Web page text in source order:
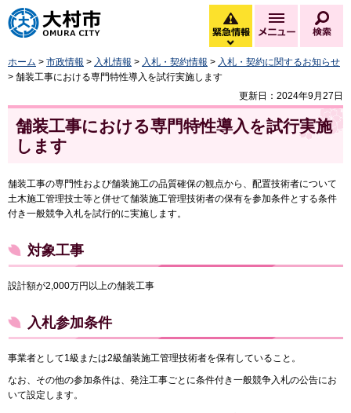
大村市
緊急情報
緊急情報を開く
メニュー
ホーム > 市政情報 > 入札情報 > 入札・契約情報 > 入札・契約に関するお知らせ
> 舗装工事における専門特性導入を試行実施します
更新日：2024年9月27日
舗装工事における専門特性導入を試行実施
します
舗装工事の専門性および舗装施工の品質確保の観点から、配置技術者について
土木施工管理技士等と併せて舗装施工管理技術者の保有を参加条件とする条件
付き一般競争入札を試行的に実施します。
対象工事
設計額が2,000万円以上の舗装工事
入札参加条件
事業者として1級または2級舗装施工管理技術者を保有していること。
なお、その他の参加条件は、発注工事ごとに条件付き一般競争入札の公告にお
いて設定します。